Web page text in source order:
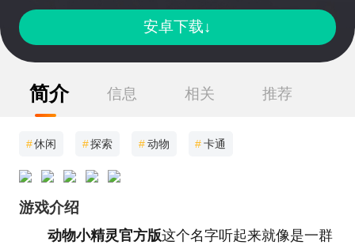
安卓下载↓
简介 信息 相关 推荐
#休闲 #探索 #动物 #卡通
游戏介绍
动物小精灵官方版这个名字听起来就像是一群